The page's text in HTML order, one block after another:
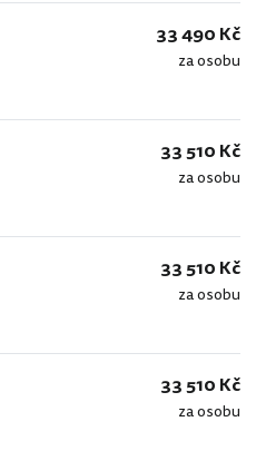
33 490 Kč
za osobu
33 510 Kč
za osobu
33 510 Kč
za osobu
33 510 Kč
za osobu